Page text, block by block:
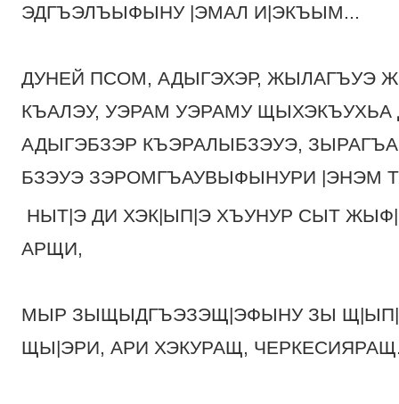
ЭДГЪЭЛЪЫФЫНУ |ЭМАЛ И|ЭКЪЫМ...
ДУНЕЙ ПСОМ, АДЫГЭХЭР, ЖЫЛАГЪУЭ
КЪАЛЭУ, УЭРАМ УЭРАМУ
АДЫГЭБЗЭР КЪЭРАЛЫБЗЭУЭ,
БЗЭУЭ ЗЭРОМГЪАУВЫФЫНУРИ |ЭНЭМ
НЫТ|Э ДИ ХЭК|ЫП|Э ХЪУНУР СЫТ
АРЩИ,
МЫР ЗЫЩЫДГЪЭЗЭЩ|ЭФЫНУ ЗЫ
ЩЫ|ЭРИ, АРИ ХЭКУРАЩ,